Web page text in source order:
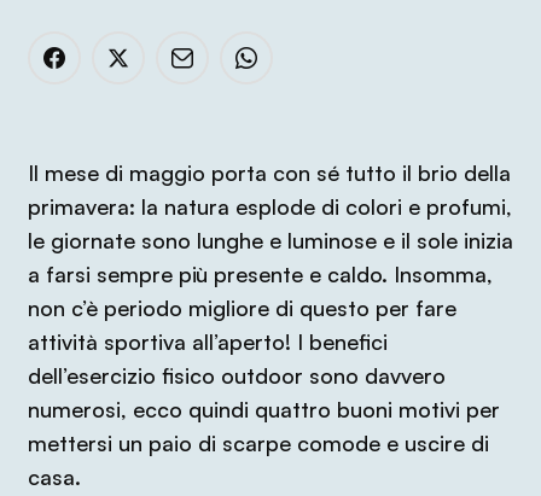
Il mese di maggio porta con sé tutto il brio della
primavera: la natura esplode di colori e profumi,
le giornate sono lunghe e luminose e il sole inizia
a farsi sempre più presente e caldo. Insomma,
non c’è periodo migliore di questo per fare
attività sportiva all’aperto! I benefici
dell’esercizio fisico outdoor sono davvero
numerosi, ecco quindi quattro buoni motivi per
mettersi un paio di scarpe comode e uscire di
casa.